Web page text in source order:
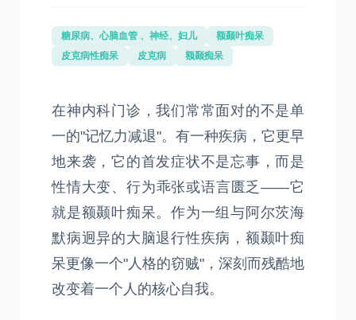
糖尿病、心脑血管 、神经、妇儿
额颞叶痴呆
皮克病性痴呆
皮克病 额颞痴呆
在神内科门诊，我们常常面对的不是单
一的"记忆力减退"。有一种疾病，它更早
地来袭，它的首发症状不是忘事，而是
性情大变、行为乖张或语言匮乏——它
就是额颞叶痴呆。作为一组与阿尔茨海
默病迥异的大脑退行性疾病，额颞叶痴
呆更像一个"人格的窃贼"，深刻而残酷地
改变着一个人的核心自我。